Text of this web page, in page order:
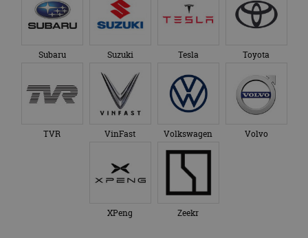
Subaru Suzuki Tesla Toyota
TVR VinFast Volkswagen Volvo
XPeng Zeekr